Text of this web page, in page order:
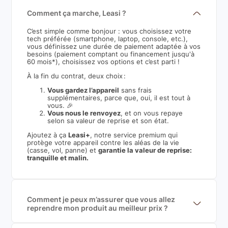
Comment ça marche, Leasi ?
C’est simple comme bonjour : vous choisissez votre
tech préférée (smartphone, laptop, console, etc.),
vous définissez une durée de paiement adaptée à vos
besoins (paiement comptant ou financement jusqu'à
60 mois*), choisissez vos options et c’est parti !
À la fin du contrat, deux choix :
Vous gardez l’appareil sans frais
supplémentaires, parce que, oui, il est tout à
vous. 🎉
Vous nous le renvoyez, et on vous repaye
selon sa valeur de reprise et son état.
Ajoutez à ça Leasi+, notre service premium qui
protège votre appareil contre les aléas de la vie
(casse, vol, panne) etgarantie la valeur de reprise:
tranquille et malin.
Comment je peux m’assurer que vous allez
reprendre mon produit au meilleur prix ?